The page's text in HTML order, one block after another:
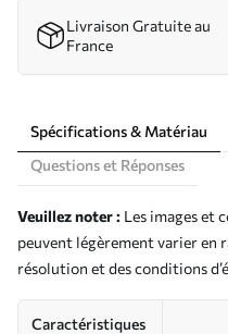
Livraison Gratuite au
France
Spécifications & Matériau
Questions et Réponses
Veuillez noter : Les images et
peuvent légèrement varier en
résolution et des conditions
Caractéristiques